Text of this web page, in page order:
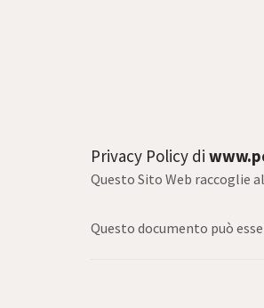
Privacy Policy di
Questo Sito Web raccoglie
Questo documento può